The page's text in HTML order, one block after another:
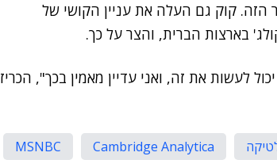
קוק גם העלה את עניין הקושי של
בארצות הברית, והצר על כך.
לעשות את זה, ואני עדיין מאמין בכך", הכריז
Cambridge Analytica
MSNBC